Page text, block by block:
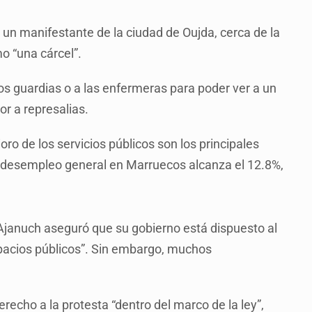
un manifestante de la ciudad de Oujda, cerca de la
“una cárcel”.
guardias o a las enfermeras para poder ver a un
a represalias.
de los servicios públicos son los principales
general en Marruecos alcanza el 12.8%,
aseguró que su gobierno está dispuesto al
públicos”. Sin embargo, muchos
a la protesta “dentro del marco de la ley”,